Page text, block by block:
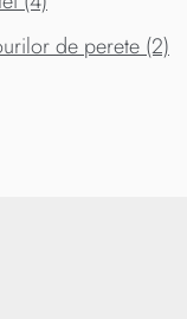
de perete (2)